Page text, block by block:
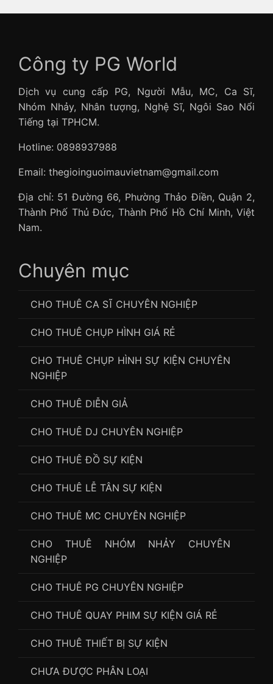
Công ty PG World
Dịch vụ cung cấp PG, Người Mẫu, MC, Ca Sĩ,
Nhóm Nhảy, Nhân tượng, Nghệ Sĩ, Ngôi Sao Nổi
Tiếng tại TPHCM.
Hotline: 0898937988
Email: thegioinguoimauvietnam@gmail.com
Địa chỉ: 51 Đường 66, Phường Thảo Điền, Quận 2,
Thành Phố Thủ Đức, Thành Phố Hồ Chí Minh, Việt
Nam.
Chuyên mục
CHO THUÊ CA SĨ CHUYÊN NGHIỆP
CHO THUÊ CHỤP HÌNH GIÁ RẺ
CHO THUÊ CHỤP HÌNH SỰ KIỆN CHUYÊN
NGHIỆP
CHO THUÊ DIỄN GIẢ
CHO THUÊ DJ CHUYÊN NGHIỆP
CHO THUÊ ĐỒ SỰ KIỆN
CHO THUÊ LỄ TÂN SỰ KIỆN
CHO THUÊ MC CHUYÊN NGHIỆP
CHO THUÊ NHÓM NHẢY CHUYÊN
NGHIỆP
CHO THUÊ PG CHUYÊN NGHIỆP
CHO THUÊ QUAY PHIM SỰ KIỆN GIÁ RẺ
CHO THUÊ THIẾT BỊ SỰ KIỆN
CHƯA ĐƯỢC PHÂN LOẠI